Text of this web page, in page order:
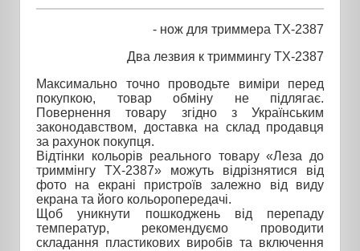
- нож для триммера TX-2387
Два лезвия к триммингу TX-2387
Максимально точно проводьте виміри перед
покупкою, товар обміну не підлягає.
Повернення товару згідно з Українським
законодавством, доставка на склад продавця
за рахунок покупця.
Відтінки кольорів реального товару «Леза до
триммінгу TX-2387» можуть відрізнятися від
фото на екрані пристроїв залежно від виду
екрана та його кольоропередачі.
Щоб уникнути пошкоджень від перепаду
температур, рекомендуємо проводити
складання пластикових виробів та включення